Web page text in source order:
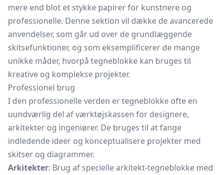
mere end blot et stykke papirer for kunstnere og
professionelle. Denne sektion vil dække de avancerede
anvendelser, som går ud over de grundlæggende
skitsefunktioner, og som eksemplificerer de mange
unikke måder, hvorpå tegneblokke kan bruges til
kreative og komplekse projekter.
Professionel brug
I den professionelle verden er tegneblokke ofte en
uundværlig del af værktøjskassen for designere,
arkitekter og ingeniører. De bruges til at fange
indledende ideer og konceptualisere projekter med
skitser og diagrammer.
Arkitekter: Brug af specielle arkitekt-tegneblokke med